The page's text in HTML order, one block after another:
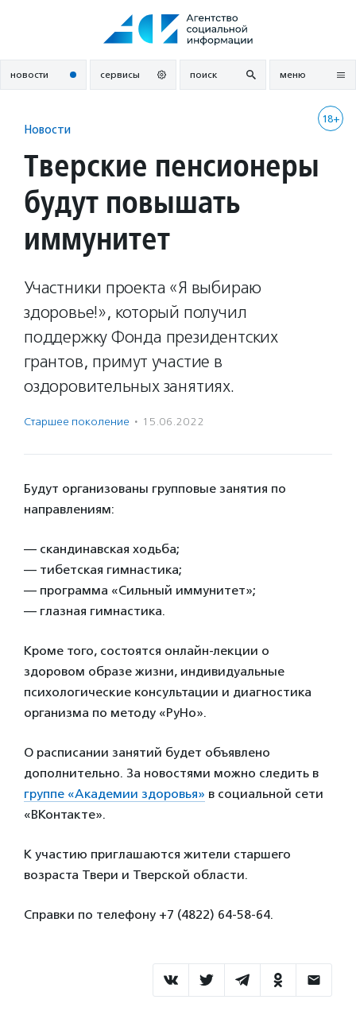
новости сервисы поиск меню
18+
Новости
Тверские пенсионеры
будут повышать
иммунитет
Участники проекта «Я выбираю
здоровье!», который получил
поддержку Фонда президентских
грантов, примут участие в
оздоровительных занятиях.
Старшее поколение · 15.06.2022
Будут организованы групповые занятия по
направлениям:
— скандинавская ходьба;
— тибетская гимнастика;
— программа «Сильный иммунитет»;
— глазная гимнастика.
Кроме того, состоятся онлайн-лекции о
здоровом образе жизни, индивидуальные
психологические консультации и диагностика
организма по методу «РуНо».
О расписании занятий будет объявлено
дополнительно. За новостями можно следить в
группе «Академии здоровья» в социальной сети
«ВКонтакте».
К участию приглашаются жители старшего
возраста Твери и Тверской области.
Справки по телефону +7 (4822) 64-58-64.